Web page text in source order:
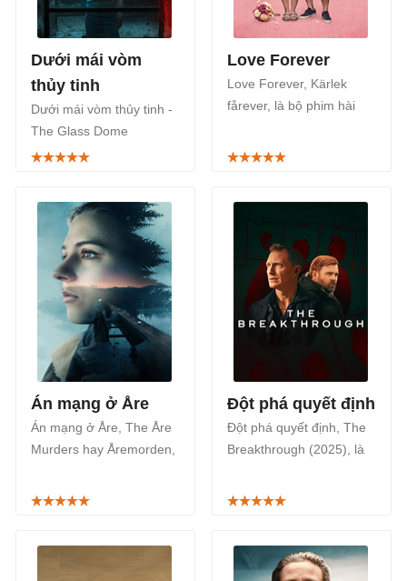
Dưới mái vòm
thủy tinh
Dưới mái vòm thủy tinh -
The Glass Dome
(Glaskupan) là series
trên Netflix, phát sóng từ
15/4/2025.
Love Forever
Love Forever, Kärlek
fårever, là bộ phim hài
phát sóng trên Netflix vào
Án mạng ở Åre
Án mạng ở Åre, The Åre
Murders hay Åremorden,
ẩn, giật gân của Thụy
Đột phá quyết định
Đột phá quyết định, The
Breakthrough (2025), là
Thụy Điển được chuyển
7/1/2025.